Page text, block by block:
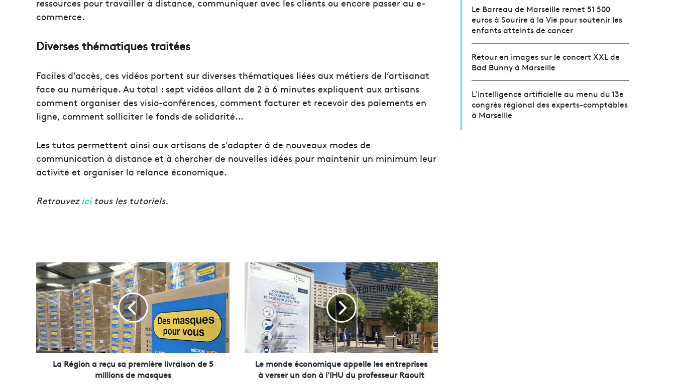
ressources pour travailler à distance, communiquer avec les clients ou encore passer au e-
commerce.
Diverses thématiques traitées
Faciles d’accès, ces vidéos portent sur diverses thématiques liées aux métiers de l’artisanat
face au numérique. Au total : sept vidéos allant de 2 à 6 minutes expliquent aux artisans
comment organiser des visio-conférences, comment facturer et recevoir des paiements en
ligne, comment solliciter le fonds de solidarité…
Les tutos permettent ainsi aux artisans de s’adapter à de nouveaux modes de
communication à distance et à chercher de nouvelles idées pour maintenir un minimum leur
activité et organiser la relance économique.
Retrouvez icitous les tutoriels.
L
a
R
é
g
i
o
n
a
La Région a reçu sa première livraison de 5
millions de masques
c
Le monde économique appelle les entreprises
à verser un don à l'IHU du professeur Raoult
Le Barreau de Marseille remet 51 500
euros à Sourire à la Vie pour soutenir les
enfants atteints de cancer
Retour en images sur le concert XXL de
Bad Bunny à Marseille
L’intelligence artificielle au menu du 13e
congrès régional des experts-comptables
à Marseille